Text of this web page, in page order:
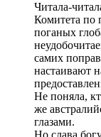
Читала-
Комитета по
поганых
самих
настаивают
Не поняла,
же
глазами.